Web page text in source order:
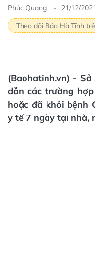
Phúc Quang
21/12/
Theo dõi Báo Hà Tĩnh
(Baohatinh.vn) -
dẫn các trường
hoặc đã khỏi bệnh
y tế 7 ngày tại nhà,